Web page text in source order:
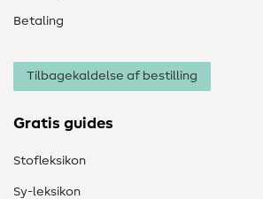
Betaling
Tilbagekaldelse af bestilling
Gratis guides
Stofleksikon
Sy-leksikon